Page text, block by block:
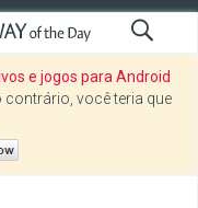
e jogos para Android
contrário, você teria que